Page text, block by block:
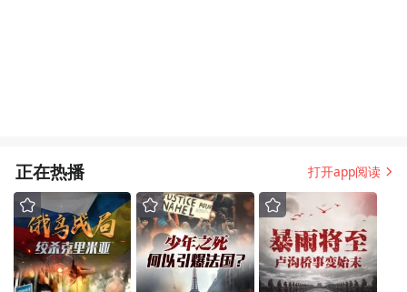
正在热播 打开app阅读